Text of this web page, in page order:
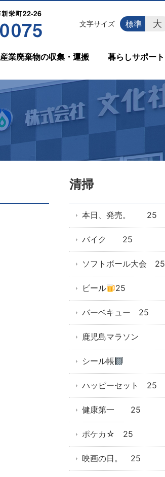
産業廃棄物の収集・運搬 暮らしサポート
文字サイズ 標準 大
清掃
本日、発売。 25
バイク 25
ソフトボール大会 25
ビール 25
バーベキュー 25
鹿児島マラソン
シール帳
ハッピーセット 25
健康第一 25
ポケカ☆ 25
映画の日。 25